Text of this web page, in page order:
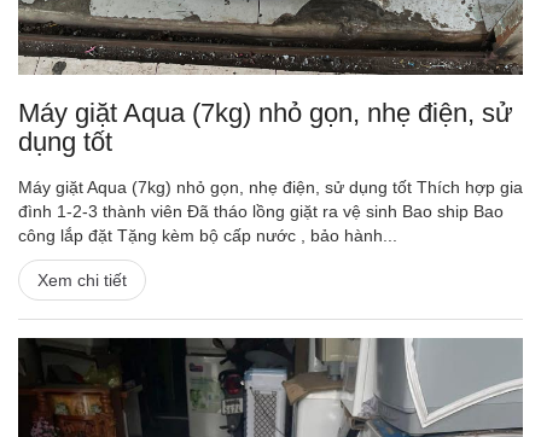
Máy giặt Aqua (7kg) nhỏ gọn, nhẹ điện, sử
dụng tốt
Máy giặt Aqua (7kg) nhỏ gọn, nhẹ điện, sử dụng tốt Thích hợp gia
đình 1-2-3 thành viên Đã tháo lồng giặt ra vệ sinh Bao ship Bao
công lắp đặt Tặng kèm bộ cấp nước , bảo hành...
Xem chi tiết